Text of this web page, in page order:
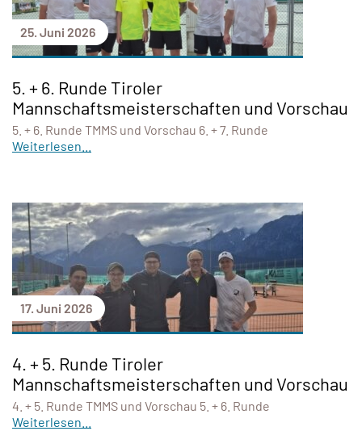
25. Juni 2026
5. + 6. Runde Tiroler
Mannschaftsmeisterschaften und Vorschau
5. + 6. Runde TMMS und Vorschau 6. + 7. Runde
Weiterlesen...
17. Juni 2026
4. + 5. Runde Tiroler
Mannschaftsmeisterschaften und Vorschau
4. + 5. Runde TMMS und Vorschau 5. + 6. Runde
Weiterlesen...